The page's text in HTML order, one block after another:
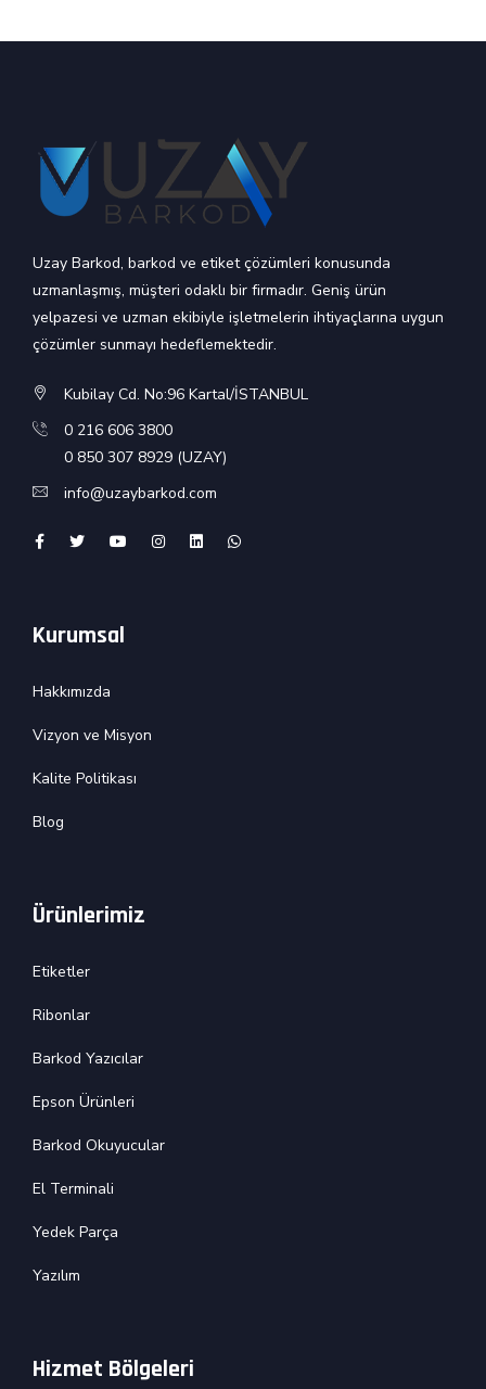
Uzay Barkod, barkod ve etiket çözümleri konusunda
uzmanlaşmış, müşteri odaklı bir firmadır. Geniş ürün
yelpazesi ve uzman ekibiyle işletmelerin ihtiyaçlarına uygun
çözümler sunmayı hedeflemektedir.
Kubilay Cd. No:96 Kartal/İSTANBUL
0 216 606 3800
0 850 307 8929 (UZAY)
info@uzaybarkod.com
Kurumsal
Hakkımızda
Vizyon ve Misyon
Kalite Politikası
Blog
Ürünlerimiz
Etiketler
Ribonlar
Barkod Yazıcılar
Epson Ürünleri
Barkod Okuyucular
El Terminali
Yedek Parça
Yazılım
Hizmet Bölgeleri